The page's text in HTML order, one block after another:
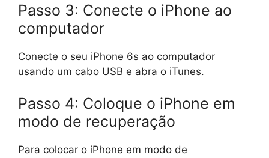
Passo 3: Conecte o iPhone ao
computador
Conecte o seu iPhone 6s ao computador
usando um cabo USB e abra o iTunes.
Passo 4: Coloque o iPhone em
modo de recuperação
Para colocar o iPhone em modo de